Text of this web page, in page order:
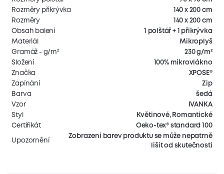
Rozměry přikrývka
140 x 200 cm
Rozměry
140 x 200 cm
Obsah balení
1 polštář + 1 přikrývka
Materiál
Mikroplyš
Gramáž - g/m²
230 g/m²
Složení
100% mikrovlákno
Značka
XPOSE®
Zapínání
Zip
Barva
šedá
Vzor
IVANKA
Styl
Květinové, Romantické
Certifikát
Oeko-tex® standard 100
Upozornění
Zobrazení barev produktu se může nepatrně
lišit od skutečnosti